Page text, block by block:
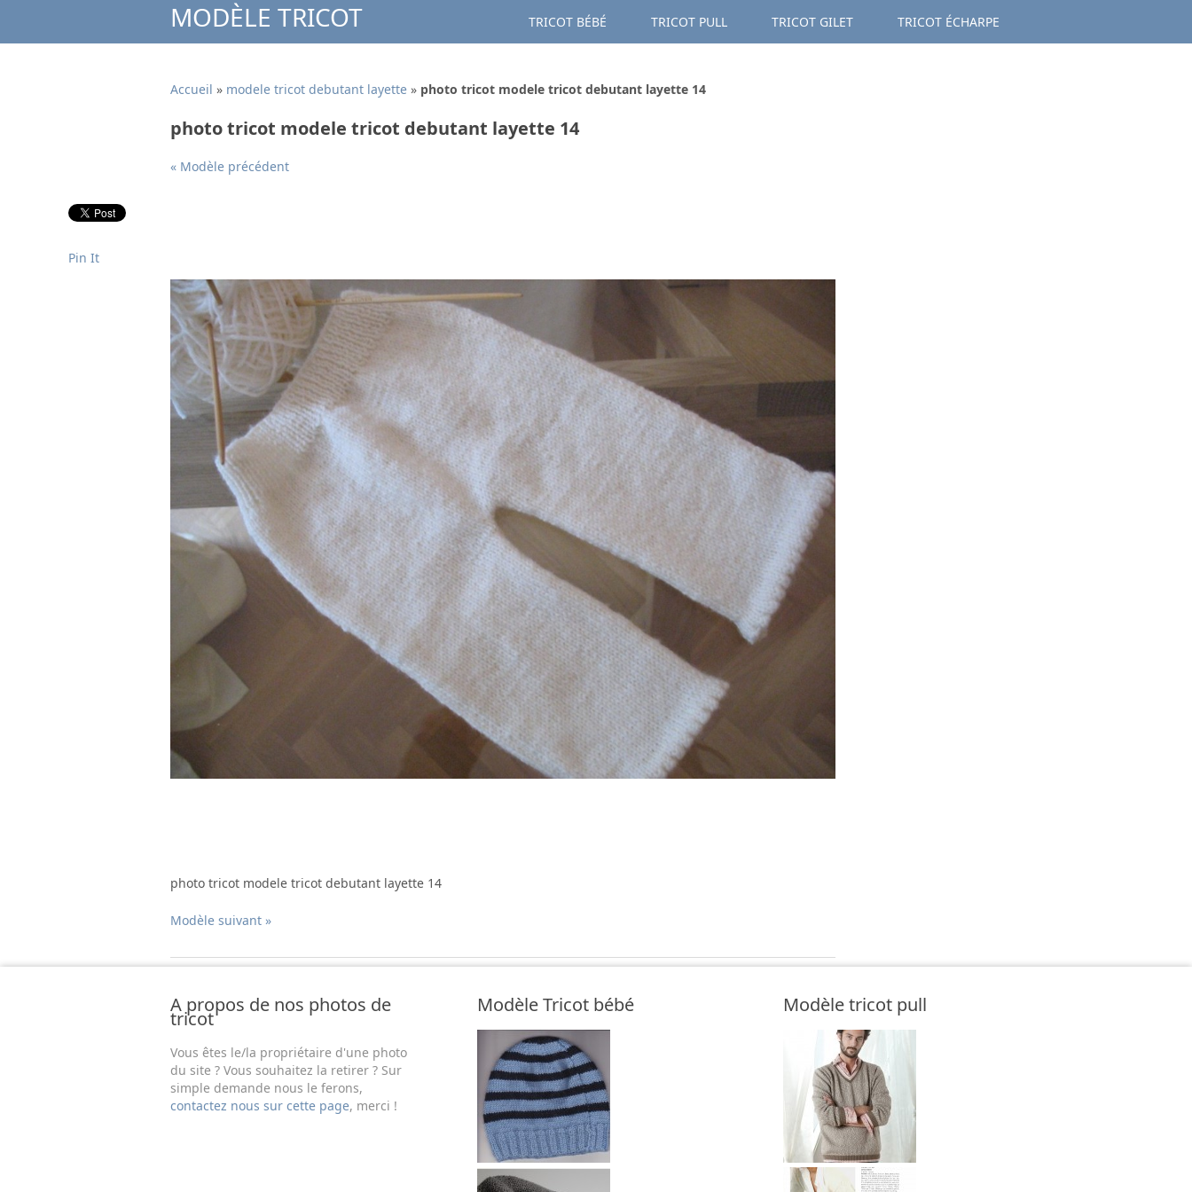
MODÈLE TRICOT TRICOT BÉBÉ TRICOT PULL TRICOT GILET TRICOT ÉCHARPE
Accueil » modele tricot debutant layette » photo tricot modele tricot debutant layette 14
photo tricot modele tricot debutant layette 14
« Modèle précédent
photo tricot modele tricot debutant layette 14
Modèle suivant »
Pin It
A propos de nos photos de
tricot
Vous êtes le/la propriétaire d'une photo
du site ? Vous souhaitez la retirer ? Sur
simple demande nous le ferons,
contactez nous sur cette page, merci !
Modèle Tricot bébé Modèle tricot pull